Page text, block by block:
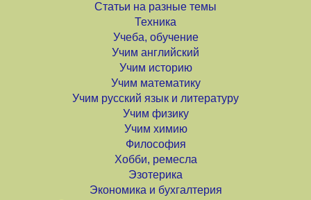
Статьи на разные темы
Техника
Учеба, обучение
Учим английский
Учим историю
Учим математику
Учим русский язык и литературу
Учим физику
Учим химию
Философия
Хобби, ремесла
Эзотерика
Экономика и бухгалтерия